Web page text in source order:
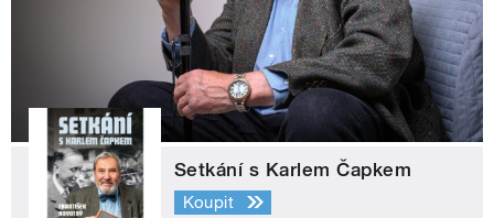
Setkání s Karlem Čapkem
Koupit